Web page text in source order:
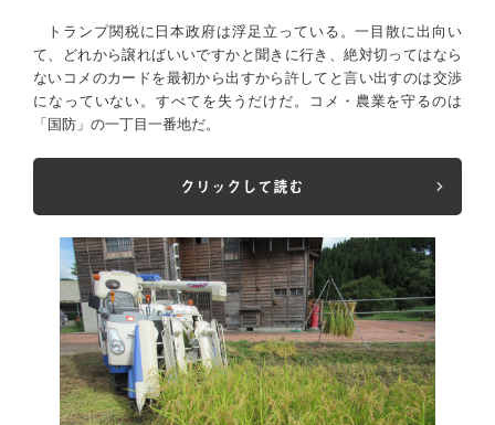
トランプ関税に日本政府は浮足立っている。一目散に出向い
て、どれから譲ればいいですかと聞きに行き、絶対切ってはなら
ないコメのカードを最初から出すから許してと言い出すのは交渉
になっていない。すべてを失うだけだ。コメ・農業を守るのは
「国防」の一丁目一番地だ。
クリックして読む